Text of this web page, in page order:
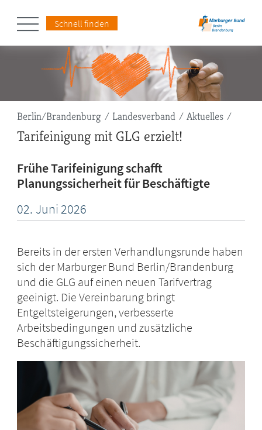
Schnell finden
Pfadnavigation
Berlin/Brandenburg Landesverband Aktuelles
Tarifeinigung mit GLG erzielt!
Frühe Tarifeinigung schafft
Planungssicherheit für Beschäftigte
02. Juni2026
Bereits in der ersten Verhandlungsrunde haben
sich der Marburger Bund Berlin/Brandenburg
und die GLG auf einen neuen Tarifvertrag
geeinigt. Die Vereinbarung bringt
Entgeltsteigerungen, verbesserte
Arbeitsbedingungen und zusätzliche
Beschäftigungssicherheit.